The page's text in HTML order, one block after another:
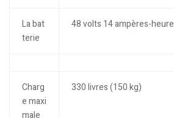
La bat
terie
48 volts 14 ampères-heure
Charg
e maxi
male
330 livres (150 kg)